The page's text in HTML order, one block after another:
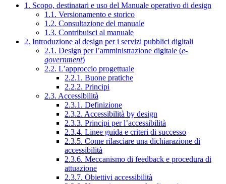
1. Scopo, destinatari e uso del Manuale operativo di design
1.1. Versionamento e storico
1.2. Consultazione del manuale
1.3. Contribuisci al manuale
2. Introduzione al design per i servizi pubblici digitali
2.1. Design per l’amministrazione digitale (e-
government)
2.2. L’approccio progettuale
2.2.1. Buone pratiche
2.2.2. Principi
2.3. Accessibilità
2.3.1. Definizione
2.3.2. Accessibilità by design
2.3.3. Principi per l’accessibilità
2.3.4. Linee guida e criteri di successo
2.3.5. Come rilasciare una dichiarazione di
accessibilità
2.3.6. Meccanismo di feedback e procedura di
attuazione
2.3.7. Obiettivi accessibilità